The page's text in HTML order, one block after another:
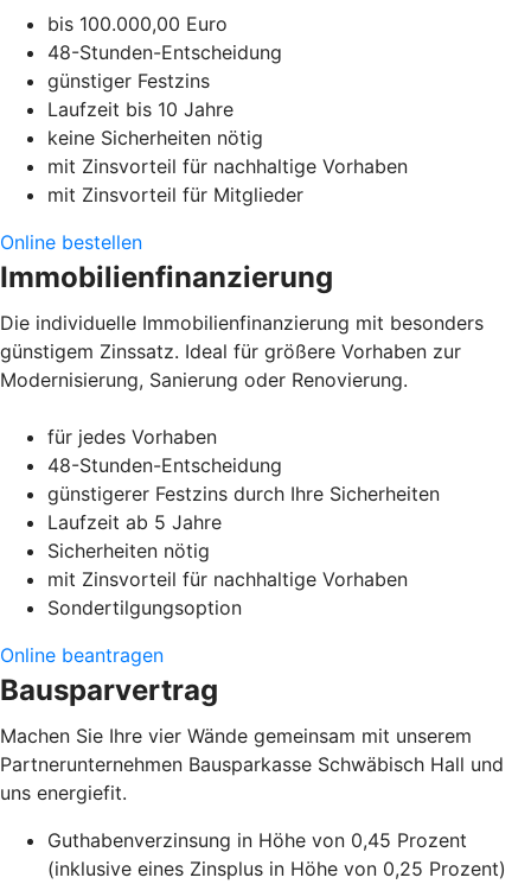
bis 100.000,00 Euro
48-Stunden-Entscheidung
günstiger Festzins
Laufzeit bis 10 Jahre
keine Sicherheiten nötig
mit Zinsvorteil für nachhaltige Vorhaben
mit Zinsvorteil für Mitglieder
Online bestellen
Immobilienfinanzierung
Die individuelle Immobilienfinanzierung mit besonders
günstigem Zinssatz. Ideal für größere Vorhaben zur
Modernisierung, Sanierung oder Renovierung.
für jedes Vorhaben
48-Stunden-Entscheidung
günstigerer Festzins durch Ihre Sicherheiten
Laufzeit ab 5 Jahre
Sicherheiten nötig
mit Zinsvorteil für nachhaltige Vorhaben
Sondertilgungsoption
Online beantragen
Bausparvertrag
Machen Sie Ihre vier Wände gemeinsam mit unserem
Partnerunternehmen Bausparkasse Schwäbisch Hall und
uns energiefit.
Guthabenverzinsung in Höhe von 0,45 Prozent
(inklusive eines Zinsplus in Höhe von 0,25 Prozent)